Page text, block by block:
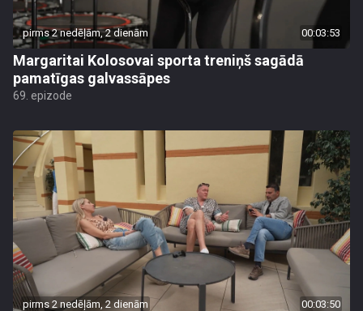
pirms 2 nedēļām, 2 dienām 00:03:53
Margaritai Kolosovai sporta treniņš sagādā
pamatīgas galvassāpes
69. epizode
pirms 2 nedēļām, 2 dienām 00:03:50